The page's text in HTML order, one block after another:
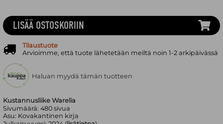
Kustannusliike Warelia
Sivumäärä:480 sivua
Asu: Kovakantinen kirja
LISÄÄ OSTOSKORIIN
Tilaustuote
Arvioimme, että tuote lähetetään meiltä noin 1-2 arkipäivässä
Haluan myydä tämän tuotteen